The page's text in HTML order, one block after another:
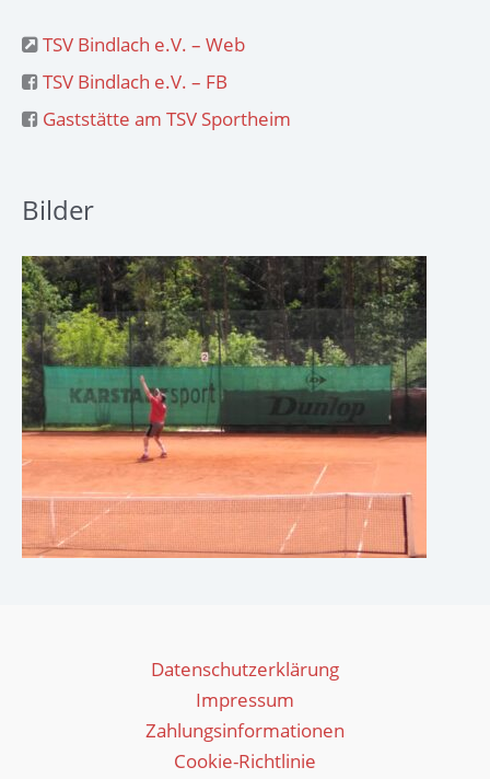
TSV Bindlach e.V. – Web
TSV Bindlach e.V. – FB
Gaststätte am TSV Sportheim
Bilder
Datenschutzerklärung
Impressum
Zahlungsinformationen
Cookie-Richtlinie